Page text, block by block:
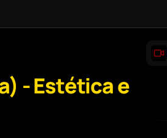
- Estética e